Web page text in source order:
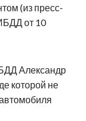
(из пресс-
от 10
Александр
которой не